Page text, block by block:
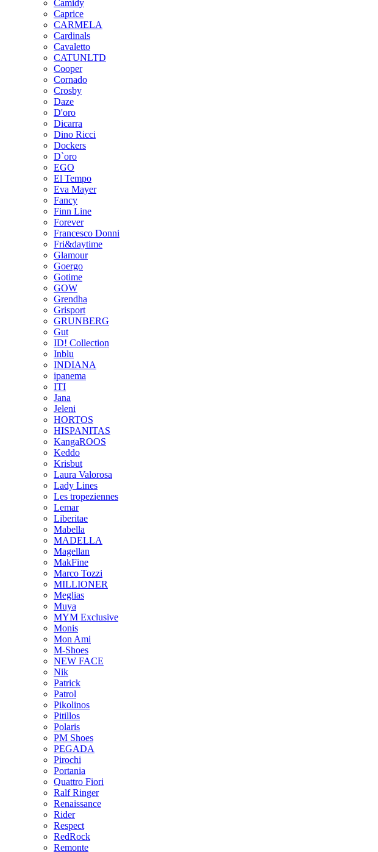
Camidy
Caprice
CARMELA
Cardinals
Cavaletto
CATUNLTD
Cooper
Cornado
Crosby
Daze
D'oro
Dicarra
Dino Ricci
Dockers
D`oro
EGO
El Tempo
Eva Mayer
Fancy
Finn Line
Forever
Francesco Donni
Fri&daytime
Glamour
Goergo
Gotime
GOW
Grendha
Grisport
GRUNBERG
Gut
ID! Collection
Inblu
INDIANA
ipanema
ITI
Jana
Jeleni
HORTOS
HISPANITAS
KangaROOS
Keddo
Krisbut
Laura Valorosa
Lady Lines
Les tropeziennes
Lemar
Liberitae
Mabella
MADELLA
Magellan
MakFine
Marco Tozzi
MILLIONER
Meglias
Muya
MYM Exclusive
Monis
Mon Ami
M-Shoes
NEW FACE
Nik
Patrick
Patrol
Pikolinos
Pitillos
Polaris
PM Shoes
PEGADA
Pirochi
Portania
Quattro Fiori
Ralf Ringer
Renaissance
Rider
Respect
RedRock
Remonte